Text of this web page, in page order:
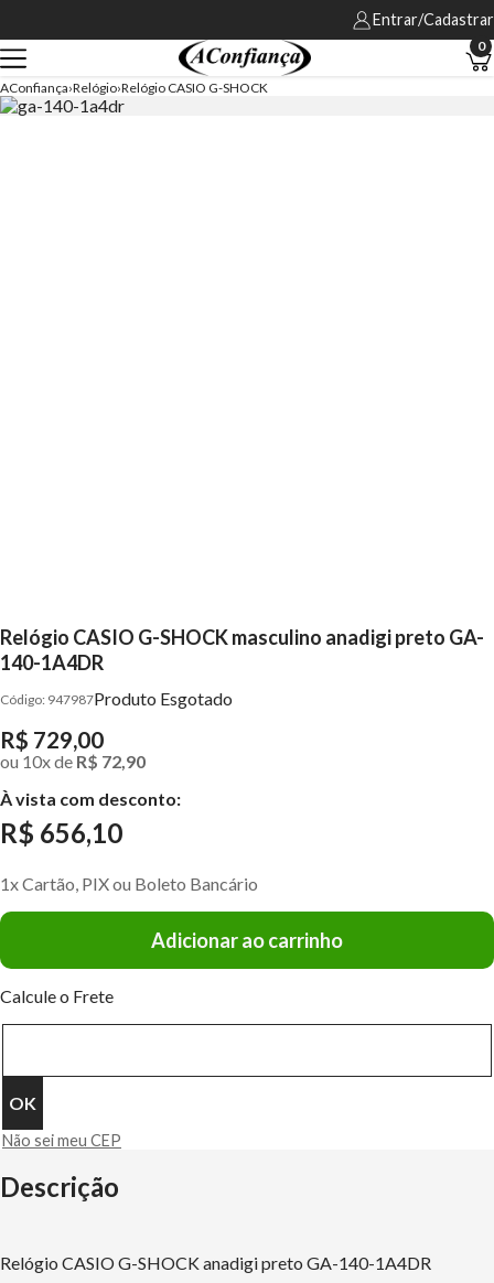
Entrar/Cadastrar
0
AConfiança Relógio Relógio CASIO G-SHOCK
Relógio CASIO G-SHOCK masculino anadigi preto GA-
140-1A4DR
947987Produto Esgotado
R$ 729,00
ou 10xde R$ 72,90
À vista com desconto:
R$ 656,10
1x Cartão, PIX ou Boleto Bancário
Adicionar ao carrinho
Calcule o Frete
Não sei meu CEP
Descrição
Relógio CASIO G-SHOCK anadigi preto GA-140-1A4DR